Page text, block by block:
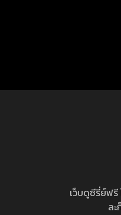
เว็บดูซีรี่ย์ฟ
ล